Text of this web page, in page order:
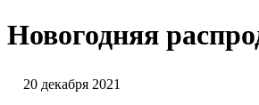
Новогодняя
20 декабря 2021